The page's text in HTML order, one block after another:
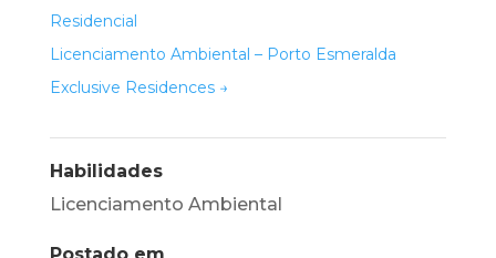
Residencial
Licenciamento Ambiental – Porto Esmeralda
Exclusive Residences →
Habilidades
Licenciamento Ambiental